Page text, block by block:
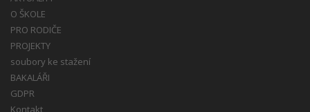
O ŠKOLE
PRO RODIČE
PROJEKTY
soubory ke stažení
BAKALÁŘI
GDPR